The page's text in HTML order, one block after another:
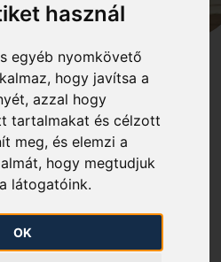
használ
egyéb nyomkövető
hogy javítsa a
azzal hogy
tartalmakat és célzott
meg, és elemzi a
hogy megtudjuk
látogatóink.
OK
Ezek vagyunk mi
Kiválasztási folyamat